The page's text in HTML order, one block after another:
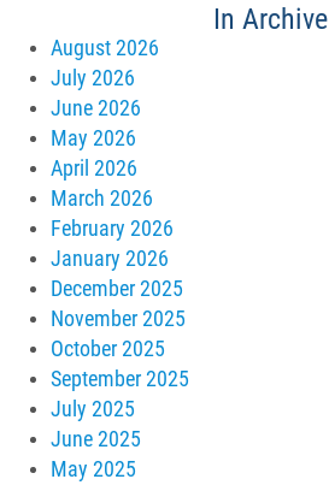
In Archive
August 2026
July 2026
June 2026
May 2026
April 2026
March 2026
February 2026
January 2026
December 2025
November 2025
October 2025
September 2025
July 2025
June 2025
May 2025